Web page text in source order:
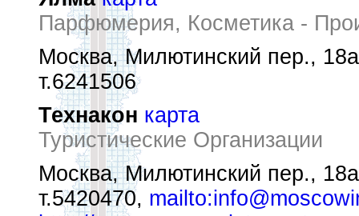
Парфюмерия, Косметика -
Москва, Милютинский пер., 18а
т.6241506
Технакон карта
Туристические Организации
Москва, Милютинский пер., 18а
т.5420470,